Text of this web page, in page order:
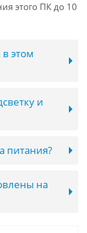
этого ПК до 10
этом
и
питания?
на